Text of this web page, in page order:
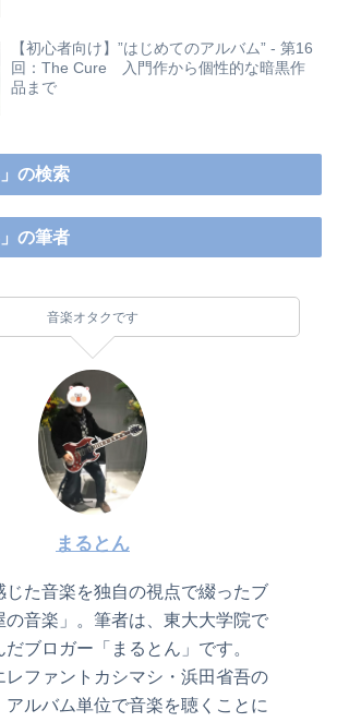
【初心者向け】”はじめてのアルバム” - 第16
回：The Cure 入門作から個性的な暗黒作
品まで
の検索
の筆者
音楽オタクです
まるとん
じた音楽を独自の視点で綴ったブ
の音楽」。筆者は、東大大学院で
ブロガー「まるとん」です。
レファントカシマシ・浜田省吾の
アルバム単位で音楽を聴くことに